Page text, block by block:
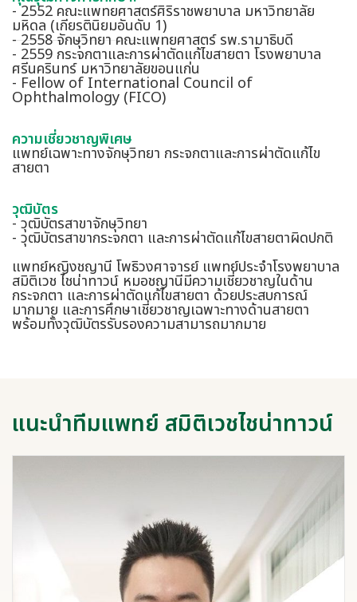
- 2552 คณะแพทยศาสตร์ศิริราชพยาบาล มหาวิทยาลัย
มหิดล (เกียรตินิยมอันดับ 1)
- 2558 จักษุวิทยา คณะแพทยศาสตร์ รพ.รามาธิบดี
- 2559 กระจกตาและการผ่าตัดแก้ไขสายตา โรงพยาบาล
ศรีนครินทร์ มหาวิทยาลัยขอนแก่น
- Fellow of International Council of
Ophthalmology (FICO)
ความเชี่ยวชาญพิเศษ
แพทย์เฉพาะทางจักษุวิทยา กระจกตาและการผ่าตัดแก้ไข
สายตา
วุฒิบัตร
- วุฒิบัตรสาขาจักษุวิทยา
- วุฒิบัตรสาขากระจกตา และการผ่าตัดแก้ไขสายตาผิดปกติ
แพทย์หญิงชญานี โพธิวงศาจารย์ แพทย์ประจำโรงพยาบาล
สมิติเวช ไชน่าทาวน์ หมอชญานีมีความเชี่ยวชาญในด้าน
กระจกตา และการผ่าตัดแก้ไขสายตา ด้วยประสบการณ์
มากมาย และการศึกษาเชี่ยวชาญเฉพาะทางด้านสายตา
พร้อมทั้งวุฒิบัตรรับรองความสามารถมากมาย
แนะนำทีมแพทย์ สมิติเวชไชน่าทาวน์